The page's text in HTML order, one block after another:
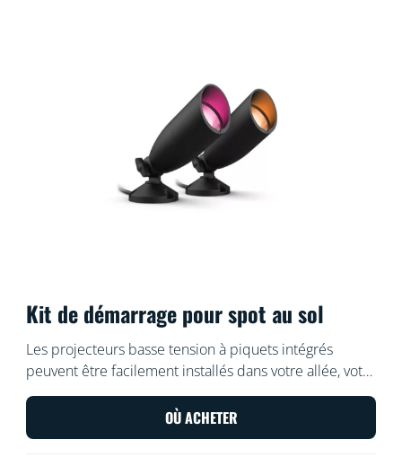
Kit de démarrage pour spot au sol
Les projecteurs basse tension à piquets intégrés
peuvent être facilement installés dans votre allée, votre
cour avant ou votre cour arrière, pour créer des lignes
de lumières vives et dynamiques. Vous pouvez
contrôler les lumières à l’aide de votre système Wi-Fi
OÙ ACHETER